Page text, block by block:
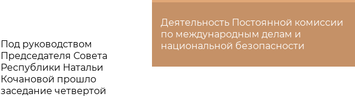
Под руководством
Председателя Совета
Республики Натальи
Кочановой прошло
заседание четвертой
Деятельность Постоянной комиссии
по международным делам и
национальной безопасности